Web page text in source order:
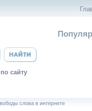
сайту
слова в интернете